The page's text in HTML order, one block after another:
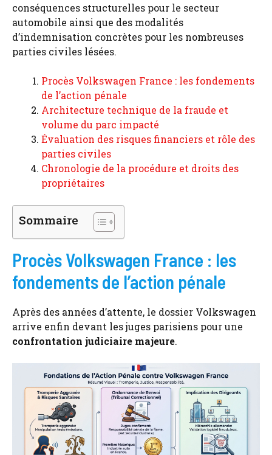
conséquences structurelles pour le secteur
automobile ainsi que des modalités
d’indemnisation concrètes pour les nombreuses
parties civiles lésées.
Procès Volkswagen France : les fondements
de l’action pénale
Architecture technique de la fraude et
volume du parc impacté
Évaluation des risques financiers et rôle des
parties civiles
Chronologie de la procédure et droits des
propriétaires
Sommaire
Procès Volkswagen France : les
fondements de l’action pénale
Après des années d’attente, le dossier Volkswagen
arrive enfin devant les juges parisiens pour une
confrontation judiciaire majeure.